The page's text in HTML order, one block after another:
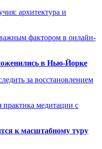
архитектура и
фактором в онлайн-
в Нью-Йорке
за восстановлением
медитации с
к масштабному туру